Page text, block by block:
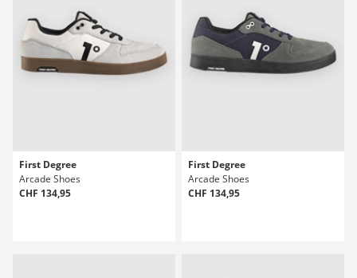
First Degree
Arcade Shoes
CHF 134,95
First Degree
Arcade Shoes
CHF 134,95